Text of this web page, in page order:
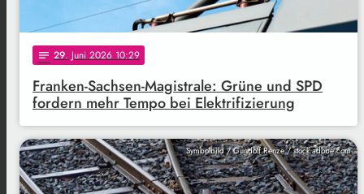
notes 29. Juni 2026 10:29
Franken-Sachsen-Magistrale: Grüne und SPD
fordern mehr Tempo bei Elektrifizierung
Symbolbild / Gundolf Renze / stock.adobe.com